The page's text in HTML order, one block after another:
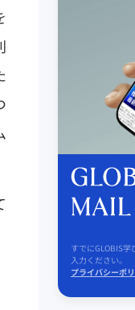
すでにGLOBIS
入力ください。
プライバシーポ